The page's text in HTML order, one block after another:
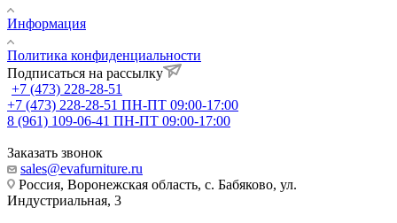
Информация
Политика конфиденциальности
Подписаться на рассылку
+7 (473) 228-28-51
+7 (473) 228-28-51 ПН-ПТ 09:00-17:00
8 (961) 109-06-41 ПН-ПТ 09:00-17:00
Заказать звонок
sales@evafurniture.ru
Россия, Воронежская область, с. Бабяково, ул.
Индустриальная, 3